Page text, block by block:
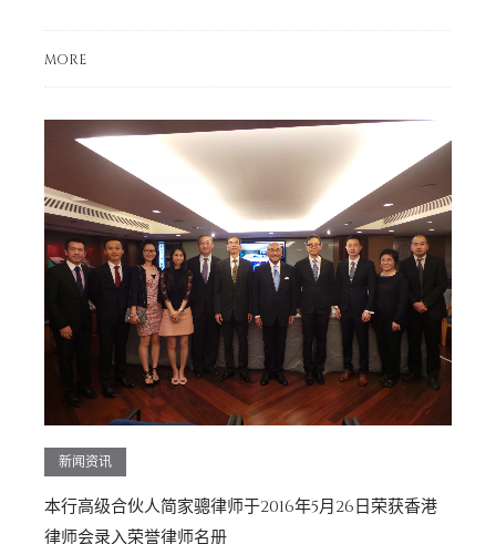
MORE
新闻资讯
本行高级合伙人简家骢律师于2016年5月26日荣获香港
律师会录入荣誉律师名册